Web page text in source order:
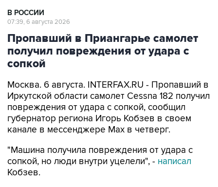
В РОССИИ
07:39, 6 августа 2026
Пропавший в Приангарье самолет
получил повреждения от удара с
сопкой
Москва. 6 августа. INTERFAX.RU - Пропавший в
Иркутской области самолет Cessna 182 получил
повреждения от удара с сопкой, сообщил
губернатор региона Игорь Кобзев в своем
канале в мессенджере Мах в четверг.
"Машина получила повреждения от удара с
сопкой, но люди внутри уцелели", - написал
Кобзев.